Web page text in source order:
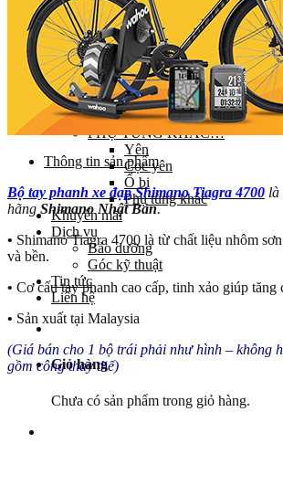
Phuộc (Giảm xóc)
HỆ THỐNG PHANH
Bộ phanh / Cụm phanh
Tay phanh / Dây
Má phanh
Đĩa phanh
Phụ kiện phanh
PHỤ TÙNG KHÁC…
Yên
Cọc yên
Ổ bi
Phụ tùng khác
Khuyến mãi
Dịch vụ
Bảo dưỡng
Góc kỹ thuật
Tin tức
Liên hệ
Giỏ hàng
Chưa có sản phẩm trong giỏ hàng.
Thông tin sản phẩm
Bộ tay phanh xe đạp Shimano Tiagra 4700 là
hãng Shimano Nhật Bản.
• Shimano Tiagra 4700 là từ chất liệu nhôm
và bền.
• Cơ cấu tay phanh cao cấp, tinh xảo giúp tăng
• Sản xuất tại Malaysia
(Giá bán cho 1 bộ trái phải như hình – không
gồm công thay thế)